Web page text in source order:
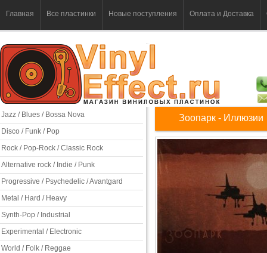
Главная Все пластинки Новые поступления Оплата и Доставка
Jazz / Blues / Bossa Nova
Disco / Funk / Pop
Rock / Pop-Rock / Classic Rock
Alternative rock / Indie / Punk
Progressive / Psychedelic / Avantgard
Metal / Hard / Heavy
Synth-Pop / Industrial
Experimental / Electronic
World / Folk / Reggae
Зоопарк - Иллюзии